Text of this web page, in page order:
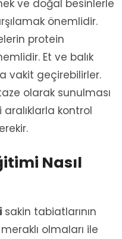
ve doğal besinlerle
önemlidir.
protein
Et ve balık
vakit geçirebilirler.
olarak sunulması
kontrol
Nasıl
sakin tabiatlarının
olmaları ile